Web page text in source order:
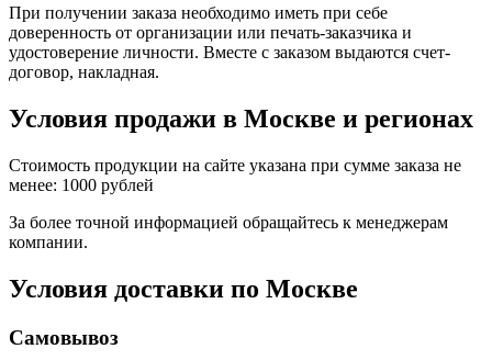
При получении заказа необходимо иметь при себе
доверенность от организации или печать-заказчика и
удостоверение личности. Вместе с заказом выдаются счет-
договор, накладная.
Условия продажи в Москве и регионах
Стоимость продукции на сайте указана при сумме заказа не
менее: 1000 рублей
За более точной информацией обращайтесь к менеджерам
компании.
Условия доставки по Москве
Самовывоз